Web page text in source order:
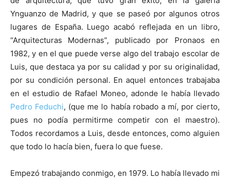
Ynguanzo de Madrid, y que se paseó por algunos otros
lugares de España. Luego acabó reflejada en un libro,
“Arquitecturas Modernas”, publicado por Pronaos en
1982, y en el que puede verse algo del trabajo escolar de
Luis, que destaca ya por su calidad y por su originalidad,
por su condición personal. En aquel entonces trabajaba
en el estudio de Rafael Moneo, adonde le había llevado
Pedro Feduchi, (que me lo había robado a mí, por cierto,
pues no podía permitirme competir con el maestro).
Todos recordamos a Luis, desde entonces, como alguien
que todo lo hacía bien, fuera lo que fuese.
Empezó trabajando conmigo, en 1979. Lo había llevado mi